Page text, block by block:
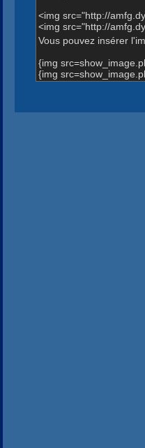
<img src="http://
<img src="http://
Vous pouvez insérer
{img
{img